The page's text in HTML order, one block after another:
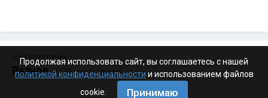
ИЗ КАТЕГОРИИ:
Разное · 4 199 изображений
Продолжая использовать сайт, вы соглашаетесь с нашей
политикой конфиденциальности и использованием файлов
cookie.
Принимаю